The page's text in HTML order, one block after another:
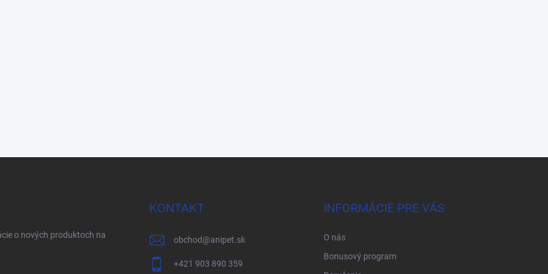
o nových produktoch na
KONTAKT
obchod@anipet.sk
+421 903 890 359
INFORMÁCIE PRE VÁS
O nás
Bonusový program